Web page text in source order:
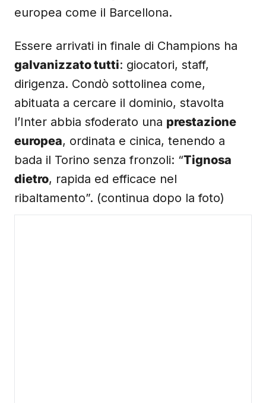
europea come il Barcellona.
Essere arrivati in finale di Champions ha
galvanizzato tutti: giocatori, staff,
dirigenza. Condò sottolinea come,
abituata a cercare il dominio, stavolta
l’Inter abbia sfoderato una prestazione
europea, ordinata e cinica, tenendo a
bada il Torino senza fronzoli: “Tignosa
dietro, rapida ed efficace nel
ribaltamento”. (continua dopo la foto)